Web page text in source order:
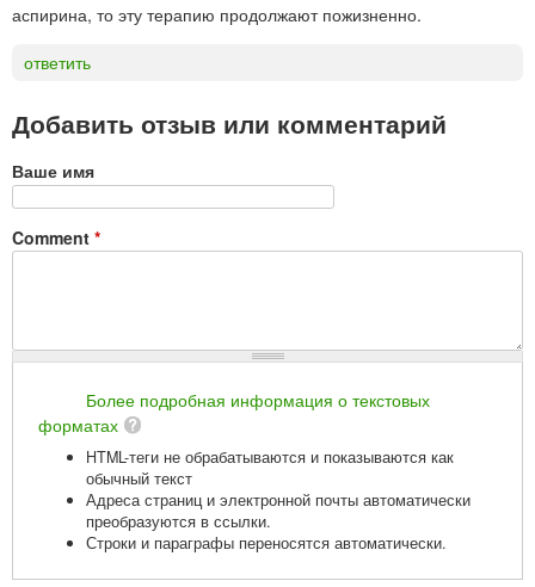
аспирина, то эту терапию продолжают пожизненно.
ответить
Добавить отзыв или комментарий
Ваше имя
Comment *
Более подробная информация о текстовых
форматах
HTML-теги не обрабатываются и показываются как
обычный текст
Адреса страниц и электронной почты автоматически
преобразуются в ссылки.
Строки и параграфы переносятся автоматически.